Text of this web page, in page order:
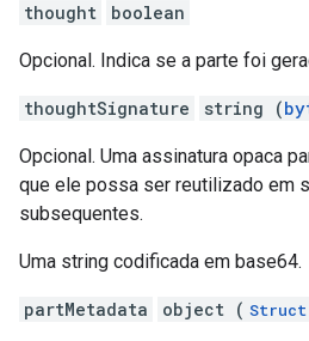
thought
boolean
Opcional. Indica se a parte foi
thoughtSignature string (
Opcional. Uma assinatura opaca
que ele possa ser reutilizado em
subsequentes.
Uma string codificada em base64.
partMetadata object ( Struct